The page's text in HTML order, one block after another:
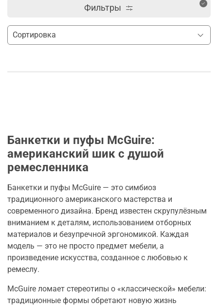
Фильтры
Банкетки и пуфы McGuire:
американский шик с душой
ремесленника
Банкетки и пуфы McGuire — это симбиоз
традиционного американского мастерства и
современного дизайна. Бренд известен скрупулёзным
вниманием к деталям, использованием отборных
материалов и безупречной эргономикой. Каждая
модель — это не просто предмет мебели, а
произведение искусства, созданное с любовью к
ремеслу.
McGuire ломает стереотипы о «классической» мебели:
традиционные формы обретают новую жизнь